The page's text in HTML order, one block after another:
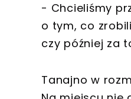
- Chcieliśmy
o tym, co
czy później za
Tanajno w